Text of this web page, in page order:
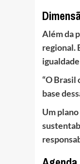
Além da
regional.
“O Brasil
base
Um